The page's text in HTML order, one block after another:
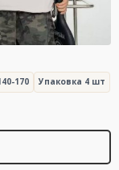
170 Упаковка 4 шт